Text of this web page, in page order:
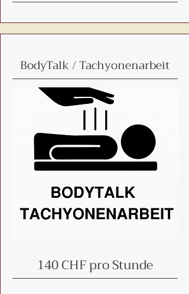
BodyTalk / Tachyonenarbeit
140 CHF pro Stunde